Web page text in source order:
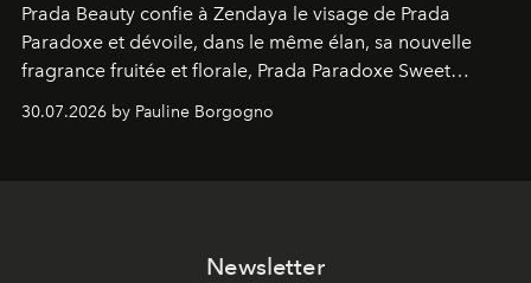
Prada Beauty confie à Zendaya le visage de Prada
Paradoxe et dévoile, dans le même élan, sa nouvelle
fragrance fruitée et florale, Prada Paradoxe Sweet
Chemistry Eau de Parfum.
30.07.2026 by Pauline Borgogno
Newsletter